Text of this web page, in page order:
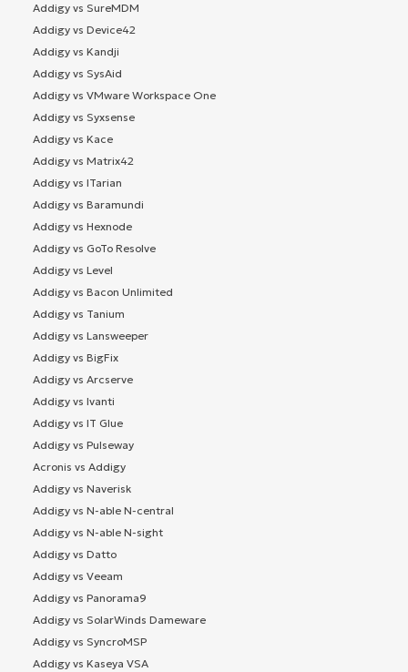
Addigy vs SureMDM
Addigy vs Device42
Addigy vs Kandji
Addigy vs SysAid
Addigy vs VMware Workspace One
Addigy vs Syxsense
Addigy vs Kace
Addigy vs Matrix42
Addigy vs ITarian
Addigy vs Baramundi
Addigy vs Hexnode
Addigy vs GoTo Resolve
Addigy vs Level
Addigy vs Bacon Unlimited
Addigy vs Tanium
Addigy vs Lansweeper
Addigy vs BigFix
Addigy vs Arcserve
Addigy vs Ivanti
Addigy vs IT Glue
Addigy vs Pulseway
Acronis vs Addigy
Addigy vs Naverisk
Addigy vs N-able N-central
Addigy vs N-able N-sight
Addigy vs Datto
Addigy vs Veeam
Addigy vs Panorama9
Addigy vs SolarWinds Dameware
Addigy vs SyncroMSP
Addigy vs Kaseya VSA